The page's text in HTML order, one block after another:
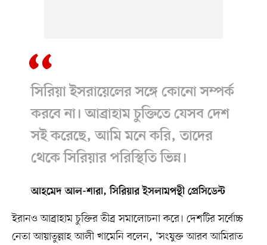
সিরিয়া ইসরায়েলের সঙ্গে কোনো সম্পর্ক
করবে না। আব্রাহাম চুক্তিতে যেসব দেশ
সই করেছে, আমি মনে করি, তাদের
থেকে সিরিয়ার পরিস্থিতি ভিন্ন।
আহমেদ আল-শারা, সিরিয়ার ইসলামপন্থী প্রেসিডেন্ট
ইরানও আব্রাহাম চুক্তির তীব্র সমালোচনা করে। দেশটির সর্বোচ্চ
নেতা আয়াতুল্লাহ আলী খামেনি বলেন, ‘সংযুক্ত আরব আমিরাত